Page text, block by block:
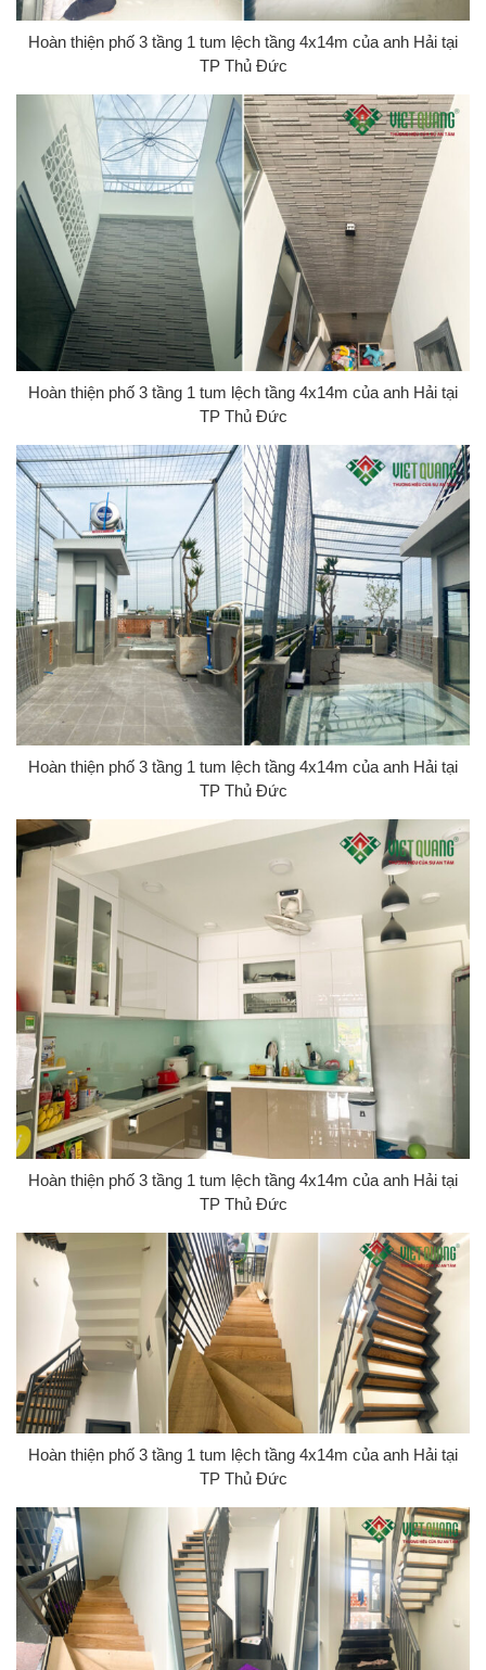
Hoàn thiện phố 3 tầng 1 tum lệch tầng 4x14m của anh Hải tại
TP Thủ Đức
Hoàn thiện phố 3 tầng 1 tum lệch tầng 4x14m của anh Hải tại
TP Thủ Đức
Hoàn thiện phố 3 tầng 1 tum lệch tầng 4x14m của anh Hải tại
TP Thủ Đức
Hoàn thiện phố 3 tầng 1 tum lệch tầng 4x14m của anh Hải tại
TP Thủ Đức
Hoàn thiện phố 3 tầng 1 tum lệch tầng 4x14m của anh Hải tại
TP Thủ Đức